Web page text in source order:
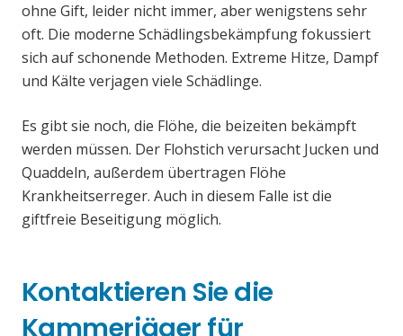
ohne Gift, leider nicht immer, aber wenigstens sehr
oft. Die moderne Schädlingsbekämpfung fokussiert
sich auf schonende Methoden. Extreme Hitze, Dampf
und Kälte verjagen viele Schädlinge.
Es gibt sie noch, die Flöhe, die beizeiten bekämpft
werden müssen. Der Flohstich verursacht Jucken und
Quaddeln, außerdem übertragen Flöhe
Krankheitserreger. Auch in diesem Falle ist die
giftfreie Beseitigung möglich.
Kontaktieren Sie die
Kammerjäger für